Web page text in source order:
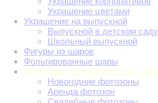
Украшение цветами
Украшение на выпускной
Выпускной в детском саду
Школьный выпускной
Фигуры из шаров
Фольгированные шары
Фотозоны. Аренда фотозон.
Новогодние фотозоны
Аренда фотозон